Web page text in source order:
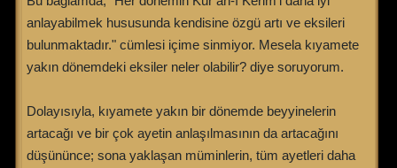
anlayabilmek hususunda kendisine özgü artı ve eksileri
bulunmaktadır." cümlesi içime sinmiyor. Mesela kıyamete
yakın dönemdeki eksiler neler olabilir? diye soruyorum.
Dolayısıyla, kıyamete yakın bir dönemde beyyinelerin
artacağı ve bir çok ayetin anlaşılmasının da artacağını
düşününce; sona yaklaşan müminlerin, tüm ayetleri daha